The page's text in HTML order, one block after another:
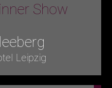
Show
Leipzig